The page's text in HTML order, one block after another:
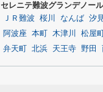
セレニテ難波グランデノー
ＪＲ難波 桜川 なんば 汐
阿波座
本町 木津川 松屋町
弁天町
北浜 天王寺 野田